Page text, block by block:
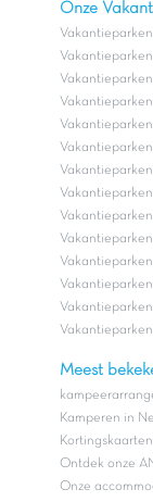
Onze
Meest
Kamperen in
Kortingskaarten
Ontdek onze
Onze